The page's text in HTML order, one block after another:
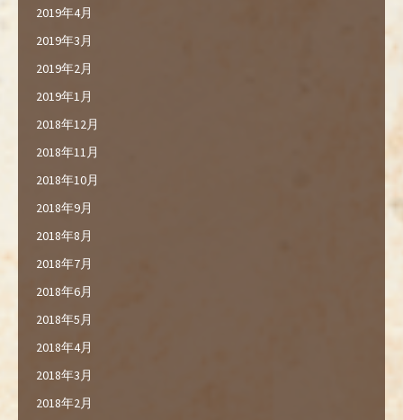
2019年4月
2019年3月
2019年2月
2019年1月
2018年12月
2018年11月
2018年10月
2018年9月
2018年8月
2018年7月
2018年6月
2018年5月
2018年4月
2018年3月
2018年2月